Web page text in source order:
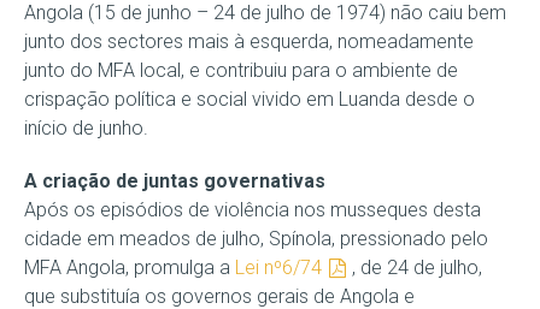
Angola (15 de junho – 24 de julho de 1974) não caiu bem
junto dos sectores mais à esquerda, nomeadamente
junto do MFA local, e contribuiu para o ambiente de
crispação política e social vivido em Luanda desde o
início de junho.
A criação de juntas governativas
Após os episódios de violência nos musseques desta
cidade em meados de julho, Spínola, pressionado pelo
MFA Angola, promulga a Lei nº6/74
, de 24 de julho,
que substituía os governos gerais de Angola e